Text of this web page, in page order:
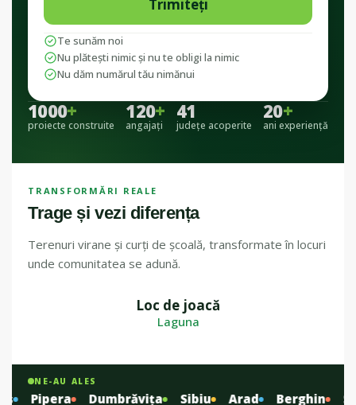
1000+
proiecte construite
120+
angajați
41
județe acoperite
20+
ani experiență
Te sunăm noi
Nu plătești nimic și nu te obligi la nimic
Nu dăm numărul tău nimănui
TRANSFORMĂRI REALE
Trage și vezi diferența
Terenuri virane și curți de școală, transformate în locuri
unde comunitatea se adună.
Loc de joacă
Laguna
NE-AU ALES
Pipera Dumbrăvița Sibiu Arad Berghin